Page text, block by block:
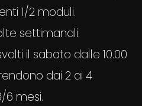
1/2 moduli.
settimanali.
il sabato dalle 10.00
dai 2 ai 4
6 mesi.